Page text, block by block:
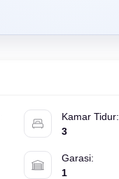
Kamar Tidur:
3
Garasi:
1